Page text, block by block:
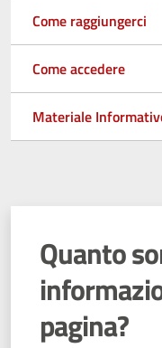
Come raggiungerci
Come accedere
Materiale
Quanto
pagina?